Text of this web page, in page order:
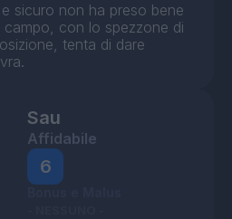
sicuro non ha preso bene
con lo spezzone di
tenta di dare
Sau
Affidabile
6